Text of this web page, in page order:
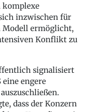
komplexe
inzwischen für
Modell ermöglicht,
Konflikt zu
signalisiert
eine engere
dass der Konzern